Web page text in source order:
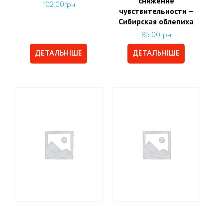
102,00грн
ДЕТАЛЬНІШЕ
чувствительности –
Сибирская облепиха
85,00грн
ДЕТАЛЬНІШЕ